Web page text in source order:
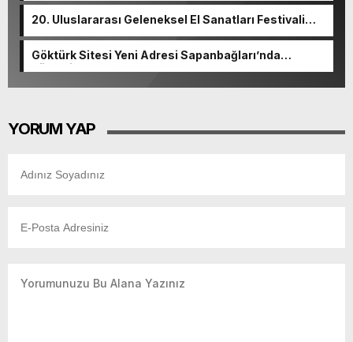
20. Uluslararası Geleneksel El Sanatları Festivali
Göktürk Sitesi Yeni Adresi Sapanbağları’nda
Yükseliyor
YORUM YAP